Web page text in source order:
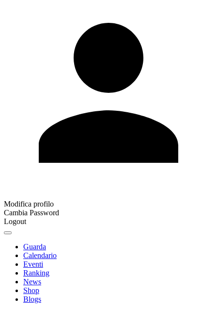
Modifica profilo
Cambia Password
Logout
Guarda
Calendario
Eventi
Ranking
News
Shop
Blogs